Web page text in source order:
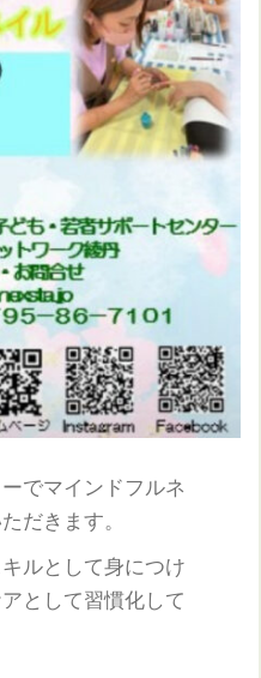
でマインドフルネ
だきます。
ルとして身につけ
として習慣化して